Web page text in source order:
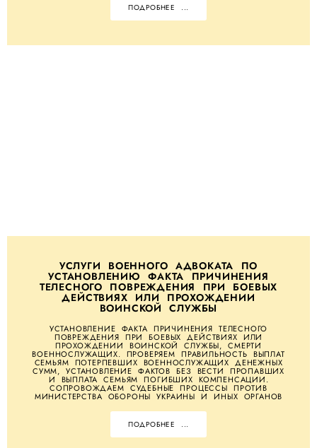
ПОДРОБНЕЕ ...
УСЛУГИ ВОЕННОГО АДВОКАТА ПО
УСТАНОВЛЕНИЮ ФАКТА ПРИЧИНЕНИЯ
ТЕЛЕСНОГО ПОВРЕЖДЕНИЯ ПРИ БОЕВЫХ
ДЕЙСТВИЯХ ИЛИ ПРОХОЖДЕНИИ
ВОИНСКОЙ СЛУЖБЫ
УСТАНОВЛЕНИЕ ФАКТА ПРИЧИНЕНИЯ ТЕЛЕСНОГО
ПОВРЕЖДЕНИЯ ПРИ БОЕВЫХ ДЕЙСТВИЯХ ИЛИ
ПРОХОЖДЕНИИ ВОИНСКОЙ СЛУЖБЫ, СМЕРТИ
ВОЕННОСЛУЖАЩИХ. ПРОВЕРЯЕМ ПРАВИЛЬНОСТЬ ВЫПЛАТ
СЕМЬЯМ ПОТЕРПЕВШИХ ВОЕННОСЛУЖАЩИХ ДЕНЕЖНЫХ
СУММ, УСТАНОВЛЕНИЕ ФАКТОВ БЕЗ ВЕСТИ ПРОПАВШИХ
И ВЫПЛАТА СЕМЬЯМ ПОГИБШИХ КОМПЕНСАЦИИ.
СОПРОВОЖДАЕМ СУДЕБНЫЕ ПРОЦЕССЫ ПРОТИВ
МИНИСТЕРСТВА ОБОРОНЫ УКРАИНЫ И ИНЫХ ОРГАНОВ
ПОДРОБНЕЕ ...